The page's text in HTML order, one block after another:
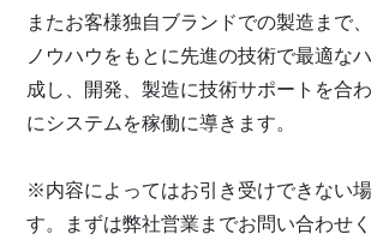
またお客様独自ブランドでの製造まで
ノウハウをもとに先進の技術で最適な
成し、開発、製造に技術サポートを合
にシステムを稼働に導きます。
※内容によってはお引き受けできない
す。まずは弊社営業までお問い合わせく